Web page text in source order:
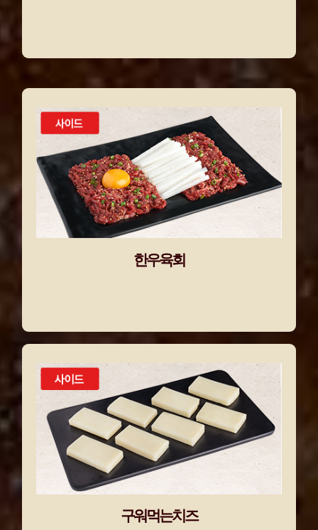
한우육회
한우육회
탄력있는 육질과
신선함을 그대로 담은 육회!
구워먹는치즈